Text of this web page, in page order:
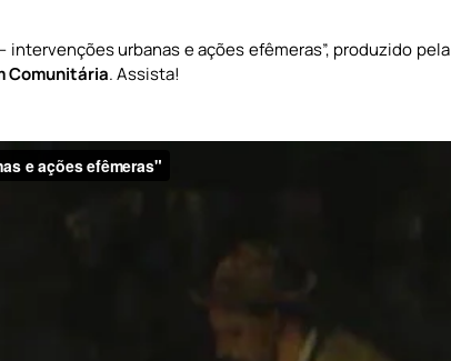
urbanas e ações efêmeras”, produzido pela
Comunitária. Assista!